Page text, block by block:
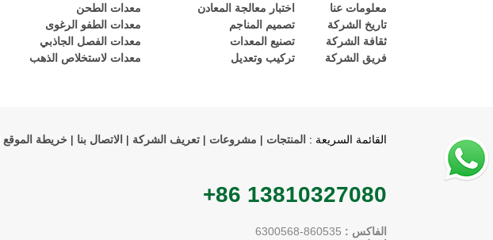
معلومات عنا
تاريخ الشركة
ثقافة الشركة
فريق الشركة
اختبار معالجة المعادن
تصميم المناجم
تصنيع المعدات
تركيب وتعديل
معدات الطحن
معدات الطفو الرغوى
معدات الفصل الجاذبي
معدات لاستخلاص الذهب
القائمة السريعة : المنتجات | مشروعات |تعريف الشركة | الاتصال بنا |خريطة الموقع
+86 13810327080
الفاكس : 860535-6300568